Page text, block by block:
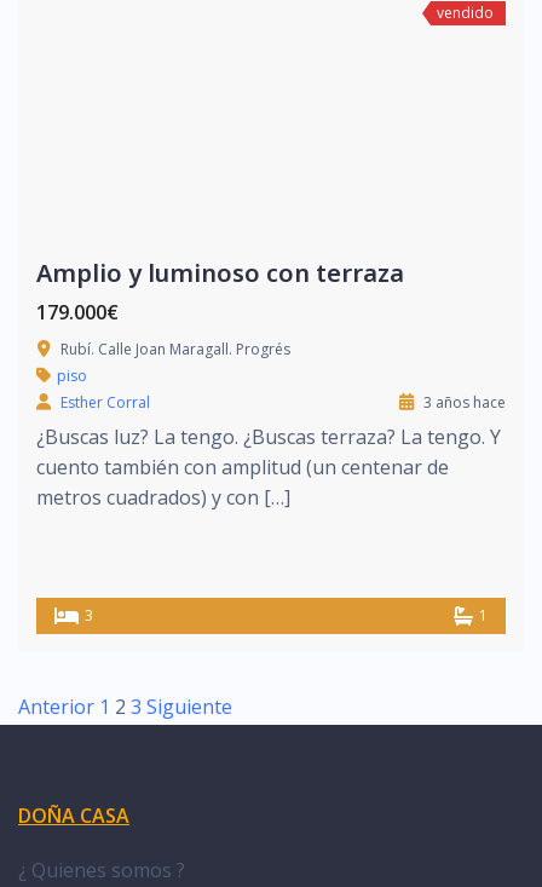
vendido
Amplio y luminoso con terraza
179.000€
Rubí. Calle Joan Maragall. Progrés
piso
Esther Corral
3 años hace
¿Buscas luz? La tengo. ¿Buscas terraza? La tengo. Y
cuento también con amplitud (un centenar de
metros cuadrados) y con […]
3 1
Anterior 1 2 3 Siguiente
DOÑA CASA
¿ Quienes somos ?